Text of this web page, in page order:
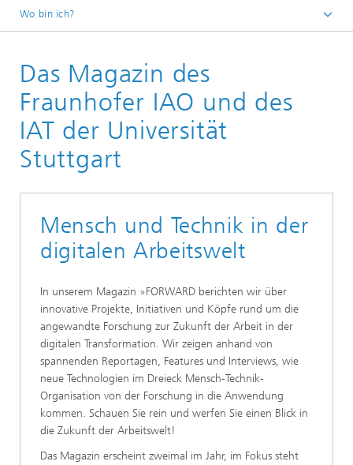
Wo bin ich?
Das Magazin des
Fraunhofer IAO und des
IAT der Universität
Stuttgart
Mensch und Technik in der
digitalen Arbeitswelt
In unserem Magazin »FORWARD berichten wir über
innovative Projekte, Initiativen und Köpfe rund um die
angewandte Forschung zur Zukunft der Arbeit in der
digitalen Transformation. Wir zeigen anhand von
spannenden Reportagen, Features und Interviews, wie
neue Technologien im Dreieck Mensch-Technik-
Organisation von der Forschung in die Anwendung
kommen. Schauen Sie rein und werfen Sie einen Blick in
die Zukunft der Arbeitswelt!
Das Magazin erscheint zweimal im Jahr, im Fokus steht